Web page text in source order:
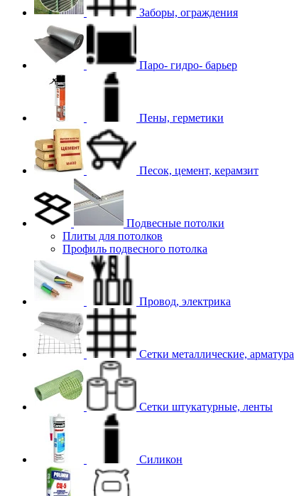
Заборы, ограждения
Паро- гидро- барьер
Пены, герметики
Песок, цемент, керамзит
Подвесные потолки
Плиты для потолков
Профиль подвесного потолка
Провод, электрика
Сетки металлические, арматура
Сетки штукатурные, ленты
Силикон